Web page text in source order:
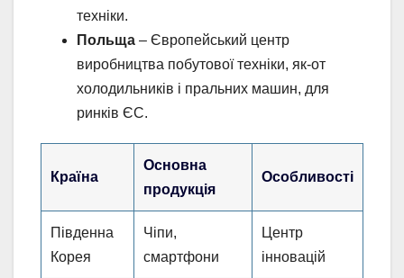
техніки.
Польща – Європейський центр
виробництва побутової техніки, як-от
холодильників і пральних машин, для
ринків ЄС.
Країна
Основна
продукція
Особливості
Південна
Корея
Чіпи,
смартфони
Центр
інновацій